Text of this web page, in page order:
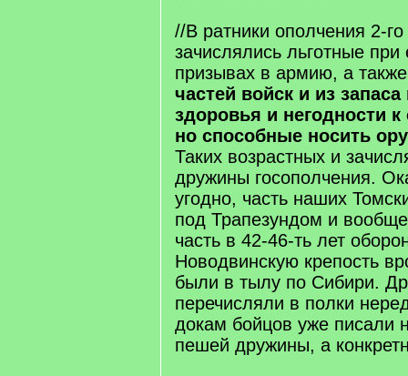
//В ратники ополчения 2-
зачислялись льготные при
призывах в армию, а
частей войск и из
здоровья и негодности
но способные носить
Таких возрастных и
дружины госополчения.
угодно, часть наших
под Трапезундом и
часть в 42-46-ть лет
Новодвинскую крепость
были в тылу по Сибири.
перечисляли в полки
докам бойцов уже писали
пешей дружины, а